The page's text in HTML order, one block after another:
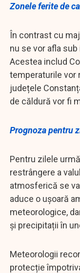
Zonele ferite de
În contrast cu
nu se vor afla
Acestea includ
temperaturile vor
județele
de căldură vor fi
Prognoza pentru
Pentru zilele
restrângere a
atmosferică se
aduce o ușoară
meteorologice,
și precipitații în
Meteorologii
protecție